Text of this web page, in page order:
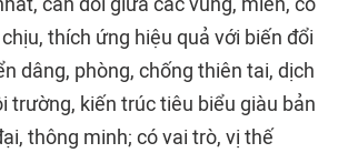
thích ứng hiệu quả với biến đổi
dâng, phòng, chống thiên tai, dịch
trường, kiến trúc tiêu biểu giàu bản
thông minh; có vai trò, vị thế